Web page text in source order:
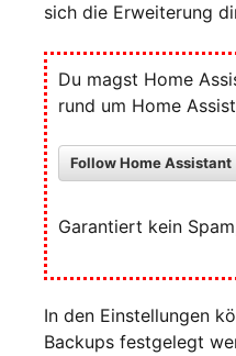
sich die Erweiterung
Du magst Home
rund um Home
Follow Home Assistant
Garantiert kein
In den Einstellungen
Backups festgelegt